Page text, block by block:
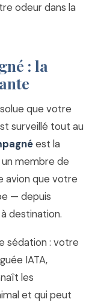
odeur dans la
: la
que votre
surveillé tout au
est la
membre de
avion que votre
— depuis
destination.
sédation : votre
IATA,
les
et qui peut